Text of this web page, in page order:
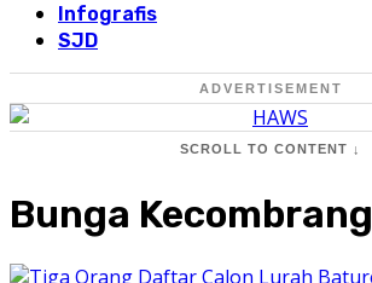
Infografis
SJD
ADVERTISEMENT
SCROLL TO CONTENT ↓
Bunga Kecombrang